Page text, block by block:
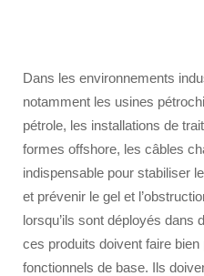
Dans les environnements
notamment les usines
pétrole, les installations de
formes offshore, les câbles
indispensable pour stabiliser
et prévenir le gel et
lorsqu’ils sont déployés dans
ces produits doivent faire
fonctionnels de base. Ils